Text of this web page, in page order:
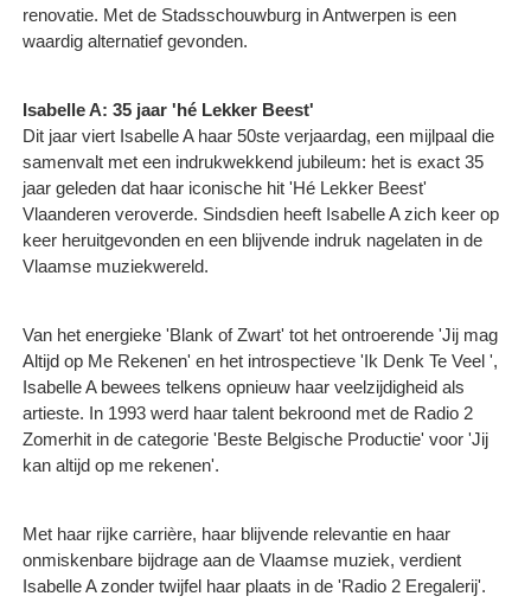
renovatie. Met de Stadsschouwburg in Antwerpen is een
waardig alternatief gevonden.
Isabelle A: 35 jaar 'hé Lekker Beest'
Dit jaar viert Isabelle A haar 50ste verjaardag, een mijlpaal die
samenvalt met een indrukwekkend jubileum: het is exact 35
jaar geleden dat haar iconische hit 'Hé Lekker Beest'
Vlaanderen veroverde. Sindsdien heeft Isabelle A zich keer op
keer heruitgevonden en een blijvende indruk nagelaten in de
Vlaamse muziekwereld.
Van het energieke 'Blank of Zwart' tot het ontroerende 'Jij mag
Altijd op Me Rekenen' en het introspectieve 'Ik Denk Te Veel ',
Isabelle A bewees telkens opnieuw haar veelzijdigheid als
artieste. In 1993 werd haar talent bekroond met de Radio 2
Zomerhit in de categorie 'Beste Belgische Productie' voor 'Jij
kan altijd op me rekenen'.
Met haar rijke carrière, haar blijvende relevantie en haar
onmiskenbare bijdrage aan de Vlaamse muziek, verdient
Isabelle A zonder twijfel haar plaats in de 'Radio 2 Eregalerij'.